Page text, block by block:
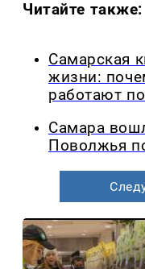
Читайте также:
Самарская
жизни:
работают
Самара
Поволжья